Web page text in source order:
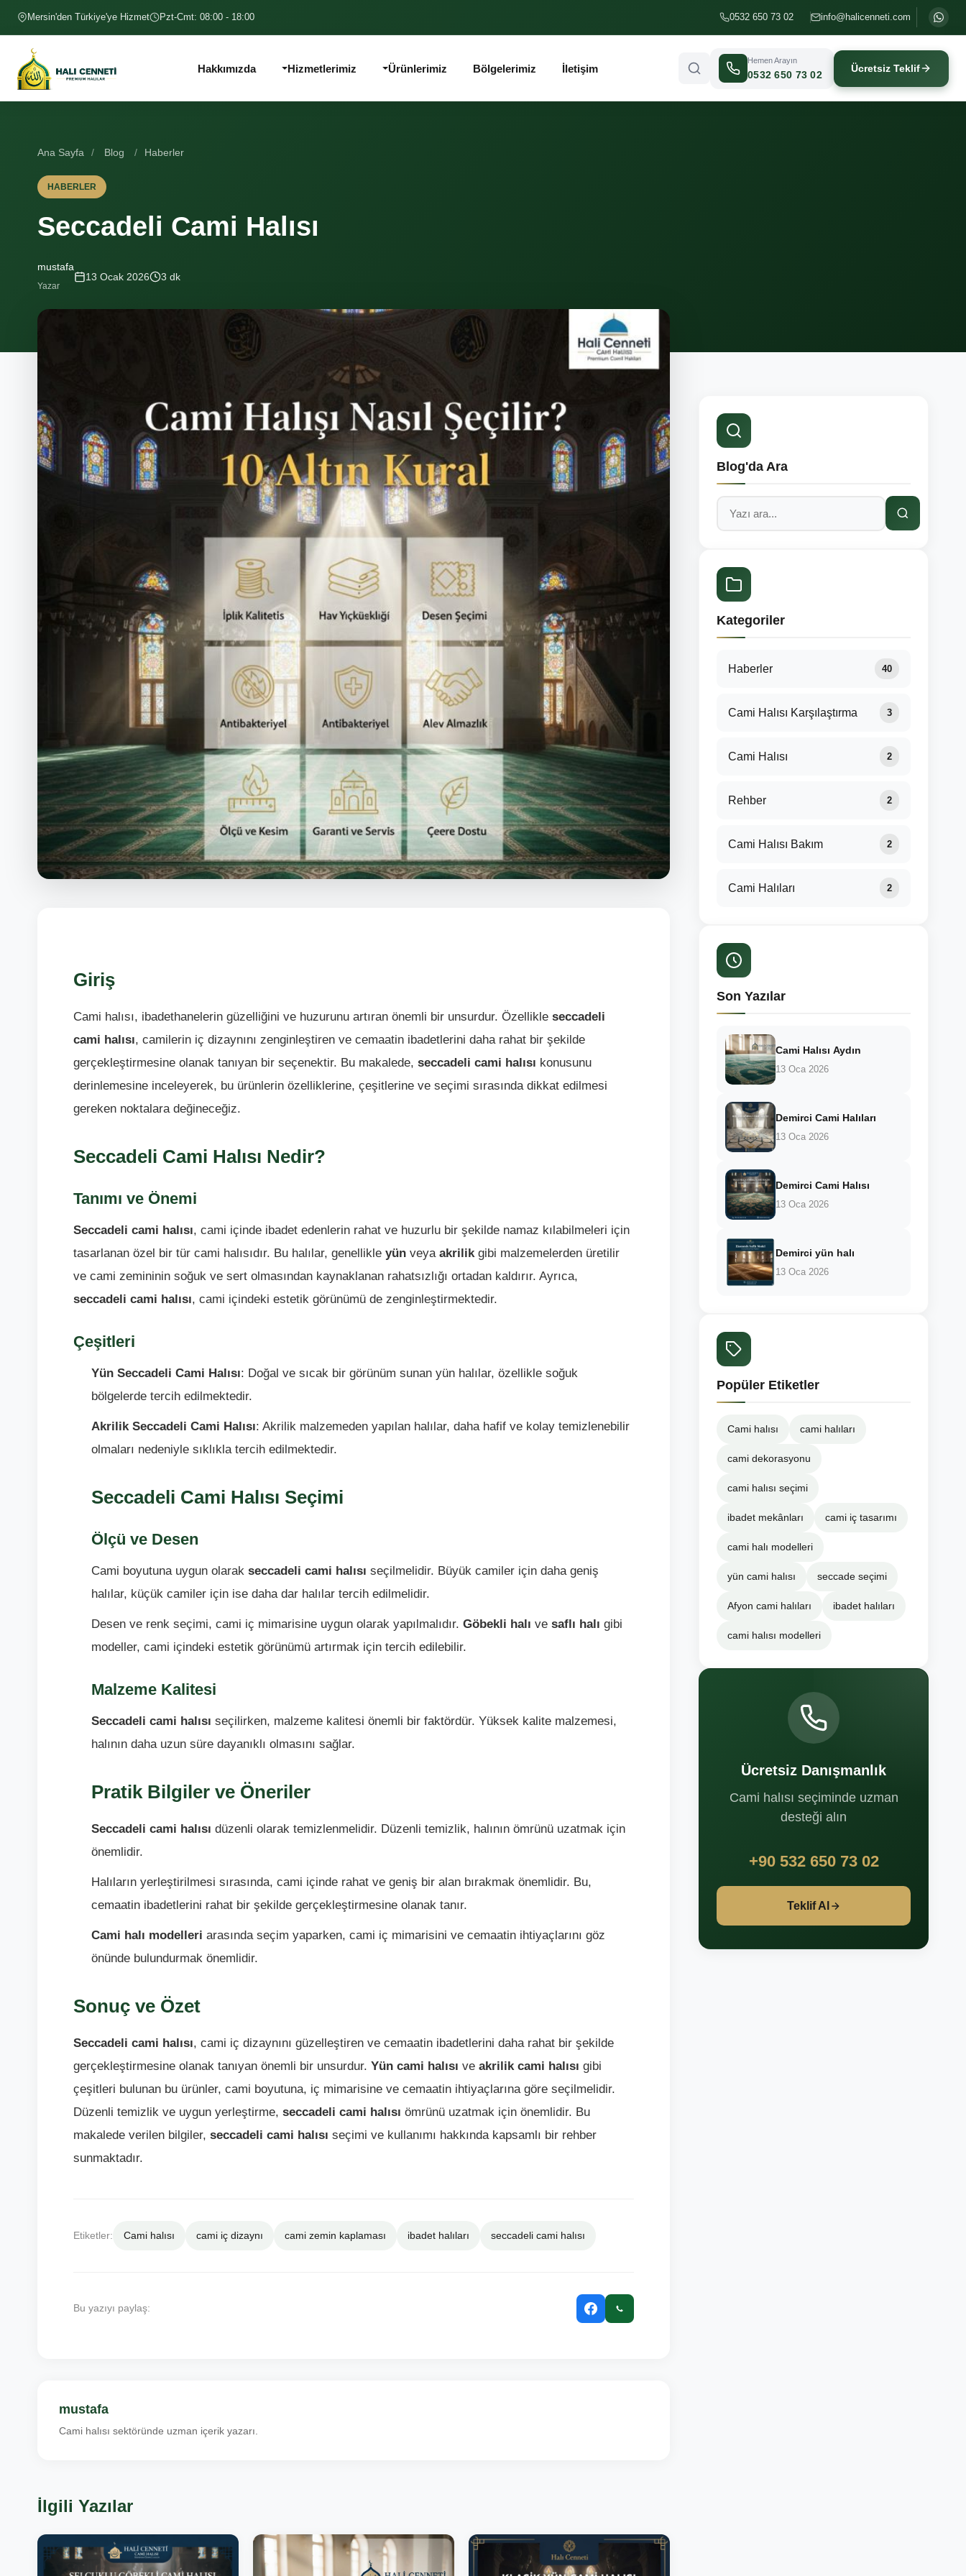
Mersin'den Türkiye'ye Hizmet Pzt-Cmt: 08:00 - 18:00 0532 650 73 02 info@halicenneti.com
Hakkımızda Hizmetlerimiz Ürünlerimiz Bölgelerimiz İletişim
Hemen Arayın
0532 650 73 02
Ücretsiz Teklif
Ana Sayfa / Blog / Haberler
HABERLER
Seccadeli Cami Halısı
mustafa
Yazar
13 Ocak 2026 3 dk
Giriş
Cami halısı, ibadethanelerin güzelliğini ve huzurunu artıran önemli bir unsurdur. Özellikle seccadeli
cami halısı, camilerin iç dizaynını zenginleştiren ve cemaatin ibadetlerini daha rahat bir şekilde
gerçekleştirmesine olanak tanıyan bir seçenektir. Bu makalede, seccadeli cami halısı konusunu
derinlemesine inceleyerek, bu ürünlerin özelliklerine, çeşitlerine ve seçimi sırasında dikkat edilmesi
gereken noktalara değineceğiz.
Seccadeli Cami Halısı Nedir?
Tanımı ve Önemi
Seccadeli cami halısı, cami içinde ibadet edenlerin rahat ve huzurlu bir şekilde namaz kılabilmeleri için
tasarlanan özel bir tür cami halısıdır. Bu halılar, genellikle yün veya akrilikgibi malzemelerden üretilir
ve cami zemininin soğuk ve sert olmasından kaynaklanan rahatsızlığı ortadan kaldırır. Ayrıca,
seccadeli cami halısı, cami içindeki estetik görünümü de zenginleştirmektedir.
Çeşitleri
Yün Seccadeli Cami Halısı: Doğal ve sıcak bir görünüm sunan yün halılar, özellikle soğuk
bölgelerde tercih edilmektedir.
Akrilik Seccadeli Cami Halısı: Akrilik malzemeden yapılan halılar, daha hafif ve kolay temizlenebilir
olmaları nedeniyle sıklıkla tercih edilmektedir.
Seccadeli Cami Halısı Seçimi
Ölçü ve Desen
Cami boyutuna uygun olarak seccadeli cami halısı seçilmelidir. Büyük camiler için daha geniş
halılar, küçük camiler için ise daha dar halılar tercih edilmelidir.
Desen ve renk seçimi, cami iç mimarisine uygun olarak yapılmalıdır. Göbekli halı ve saflı halı gibi
modeller, cami içindeki estetik görünümü artırmak için tercih edilebilir.
Malzeme Kalitesi
Seccadeli cami halısı seçilirken, malzeme kalitesi önemli bir faktördür. Yüksek kalite malzemesi,
halının daha uzun süre dayanıklı olmasını sağlar.
Pratik Bilgiler ve Öneriler
Seccadeli cami halısı düzenli olarak temizlenmelidir. Düzenli temizlik, halının ömrünü uzatmak için
önemlidir.
Halıların yerleştirilmesi sırasında, cami içinde rahat ve geniş bir alan bırakmak önemlidir. Bu,
cemaatin ibadetlerini rahat bir şekilde gerçekleştirmesine olanak tanır.
Cami halı modelleri arasında seçim yaparken, cami iç mimarisini ve cemaatin ihtiyaçlarını göz
önünde bulundurmak önemlidir.
Sonuç ve Özet
Seccadeli cami halısı, cami iç dizaynını güzelleştiren ve cemaatin ibadetlerini daha rahat bir şekilde
gerçekleştirmesine olanak tanıyan önemli bir unsurdur. Yün cami halısı ve akrilik cami halısı gibi
çeşitleri bulunan bu ürünler, cami boyutuna, iç mimarisine ve cemaatin ihtiyaçlarına göre seçilmelidir.
Düzenli temizlik ve uygun yerleştirme, seccadeli cami halısı ömrünü uzatmak için önemlidir. Bu
makalede verilen bilgiler, seccadeli cami halısı seçimi ve kullanımı hakkında kapsamlı bir rehber
sunmaktadır.
Etiketler: Cami halısı cami iç dizaynı cami zemin kaplaması ibadet halıları seccadeli cami halısı
Bu yazıyı paylaş:
mustafa
Cami halısı sektöründe uzman içerik yazarı.
İlgili Yazılar
Blog'da Ara
Kategoriler
Haberler 40
Cami Halısı Karşılaştırma 3
Cami Halısı 2
Rehber 2
Cami Halısı Bakım 2
Cami Halıları 2
Son Yazılar
Cami Halısı Aydın
13 Oca 2026
Demirci Cami Halıları
13 Oca 2026
Demirci Cami Halısı
13 Oca 2026
Demirci yün halı
13 Oca 2026
Popüler Etiketler
Cami halısı cami halıları
cami dekorasyonu
cami halısı seçimi
ibadet mekânları cami iç tasarımı
cami halı modelleri
yün cami halısı seccade seçimi
Afyon cami halıları ibadet halıları
cami halısı modelleri
Ücretsiz Danışmanlık
Cami halısı seçiminde uzman
desteği alın
+90 532 650 73 02
Teklif Al